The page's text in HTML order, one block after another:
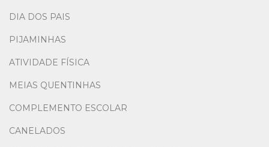
DIA DOS PAIS
PIJAMINHAS
ATIVIDADE FÍSICA
MEIAS QUENTINHAS
COMPLEMENTO ESCOLAR
CANELADOS